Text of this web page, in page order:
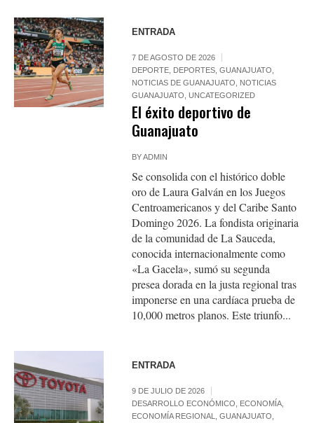
ENTRADA
7 DE AGOSTO DE 2026
DEPORTE DEPORTES ,GUANAJUATO
NOTICIAS DE GUANAJUATO
NOTICIAS
GUANAJUATO ,UNCATEGORIZED
El éxito deportivo de
Guanajuato
BYADMIN
Se consolida con el histórico doble
oro de Laura Galván en los Juegos
Centroamericanos y del Caribe Santo
Domingo 2026. La fondista originaria
de la comunidad de La Sauceda,
conocida internacionalmente como
«La Gacela», sumó su segunda
presea dorada en la justa regional tras
imponerse en una cardíaca prueba de
10,000 metros planos. Este triunfo...
ENTRADA
9 DE JULIO DE 2026
DESARROLLO ECONÓMICO
ECONOMÍA
ECONOMÍA REGIONAL
,GUANAJUATO